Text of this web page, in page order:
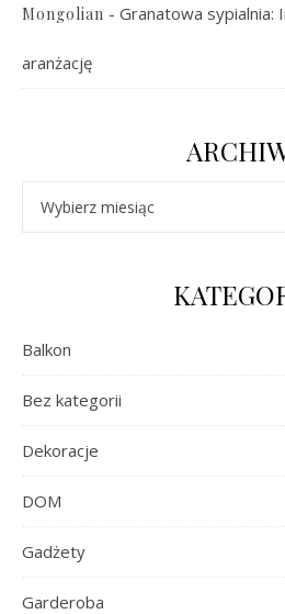
Mongolian - Granatowa sypialnia:
aranżację
Balkon
Bez kategorii
Dekoracje
DOM
Gadżety
Garderoba